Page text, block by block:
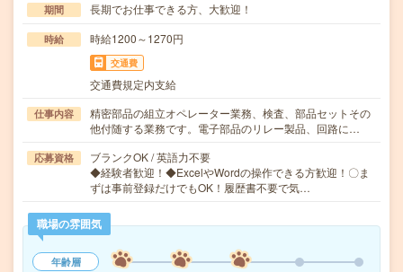
期間 長期でお仕事できる方、大歓迎！
時給 時給1200～1270円
交通費
交通費規定内支給
仕事内容
精密部品の組立オペレーター業務、検査、部品セットその
他付随する業務です。電子部品のリレー製品、回路に…
応募資格
ブランクOK / 英語力不要
◆経験者歓迎！◆ExcelやWordの操作できる方歓迎！〇ま
ずは事前登録だけでもOK！履歴書不要で気…
職場の雰囲気
年齢層